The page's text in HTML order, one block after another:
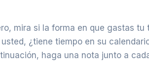
mira si la forma en que gastas tu
¿tiene tiempo en su
haga una nota junto a